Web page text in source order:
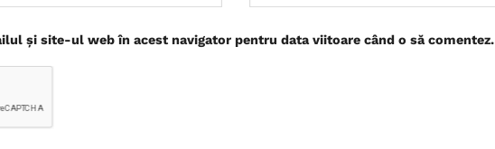
și site-ul web în acest navigator pentru data viitoare când o să comentez.